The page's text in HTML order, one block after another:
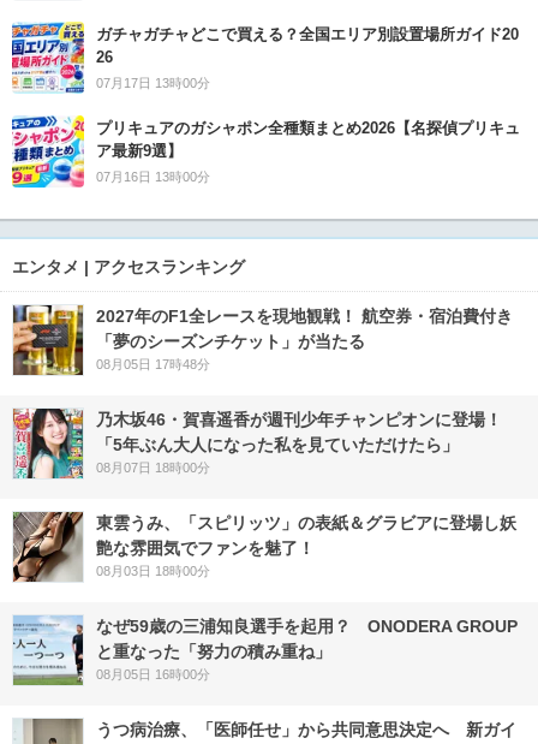
ガチャガチャどこで買える？全国エリア別設置場所ガイド20
26
07月17日 13時00分
プリキュアのガシャポン全種類まとめ2026【名探偵プリキュ
ア最新9選】
07月16日 13時00分
エンタメ | アクセスランキング
2027年のF1全レースを現地観戦！ 航空券・宿泊費付き
「夢のシーズンチケット」が当たる
08月05日 17時48分
乃木坂46・賀喜遥香が週刊少年チャンピオンに登場！
「5年ぶん大人になった私を見ていただけたら」
08月07日 18時00分
東雲うみ、「スピリッツ」の表紙＆グラビアに登場し妖
艶な雰囲気でファンを魅了！
08月03日 18時00分
なぜ59歳の三浦知良選手を起用？ ONODERA GROUP
と重なった「努力の積み重ね」
08月05日 16時00分
うつ病治療、「医師任せ」から共同意思決定へ 新ガイ